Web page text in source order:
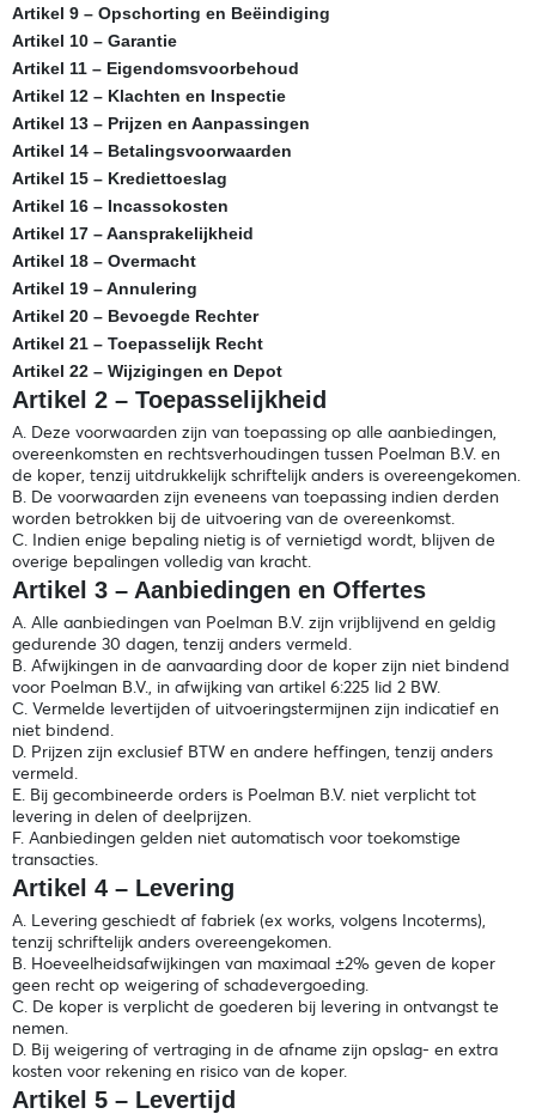
Artikel 9 – Opschorting en Beëindiging
Artikel 10 – Garantie
Artikel 11 – Eigendomsvoorbehoud
Artikel 12 – Klachten en Inspectie
Artikel 13 – Prijzen en Aanpassingen
Artikel 14 – Betalingsvoorwaarden
Artikel 15 – Krediettoeslag
Artikel 16 – Incassokosten
Artikel 17 – Aansprakelijkheid
Artikel 18 – Overmacht
Artikel 19 – Annulering
Artikel 20 – Bevoegde Rechter
Artikel 21 – Toepasselijk Recht
Artikel 22 – Wijzigingen en Depot
Artikel 2 – Toepasselijkheid
A. Deze voorwaarden zijn van toepassing op alle aanbiedingen,
overeenkomsten en rechtsverhoudingen tussen Poelman B.V. en
de koper, tenzij uitdrukkelijk schriftelijk anders is overeengekomen.
B. De voorwaarden zijn eveneens van toepassing indien derden
worden betrokken bij de uitvoering van de overeenkomst.
C. Indien enige bepaling nietig is of vernietigd wordt, blijven de
overige bepalingen volledig van kracht.
Artikel 3 – Aanbiedingen en Offertes
A. Alle aanbiedingen van Poelman B.V. zijn vrijblijvend en geldig
gedurende 30 dagen, tenzij anders vermeld.
B. Afwijkingen in de aanvaarding door de koper zijn niet bindend
voor Poelman B.V., in afwijking van artikel 6:225 lid 2 BW.
C. Vermelde levertijden of uitvoeringstermijnen zijn indicatief en
niet bindend.
D. Prijzen zijn exclusief BTW en andere heffingen, tenzij anders
vermeld.
E. Bij gecombineerde orders is Poelman B.V. niet verplicht tot
levering in delen of deelprijzen.
F. Aanbiedingen gelden niet automatisch voor toekomstige
transacties.
Artikel 4 – Levering
A. Levering geschiedt af fabriek (ex works, volgens Incoterms),
tenzij schriftelijk anders overeengekomen.
B. Hoeveelheidsafwijkingen van maximaal ±2% geven de koper
geen recht op weigering of schadevergoeding.
C. De koper is verplicht de goederen bij levering in ontvangst te
nemen.
D. Bij weigering of vertraging in de afname zijn opslag- en extra
kosten voor rekening en risico van de koper.
Artikel 5 – Levertijd